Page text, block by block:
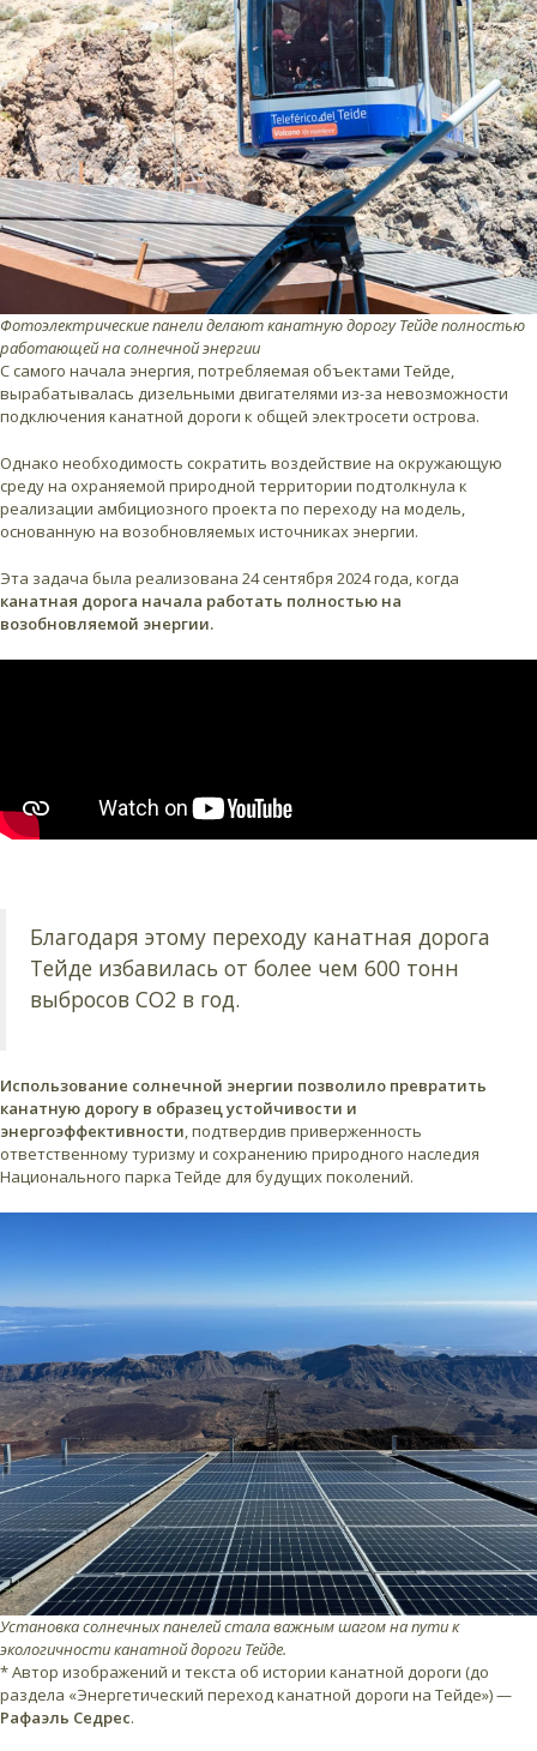
Фотоэлектрические панели делают канатную дорогу Тейде полностью
работающей на солнечной энергии
С самого начала энергия, потребляемая объектами Тейде,
вырабатывалась дизельными двигателями из-за невозможности
подключения канатной дороги к общей электросети острова.
Однако необходимость сократить воздействие на окружающую
среду на охраняемой природной территории подтолкнула к
реализации амбициозного проекта по переходу на модель,
основанную на возобновляемых источниках энергии.
Эта задача была реализована 24 сентября 2024 года, когда
канатная дорога начала работать полностью на
возобновляемой энергии.
Благодаря этому переходу канатная дорога
Тейде избавилась от более чем 600 тонн
выбросов CO2 в год.
Использование солнечной энергии позволило превратить
канатную дорогу в образец устойчивости и
энергоэффективности, подтвердив приверженность
ответственному туризму и сохранению природного наследия
Национального парка Тейде для будущих поколений.
Установка солнечных панелей стала важным шагом на пути к
экологичности канатной дороги Тейде.
* Автор изображений и текста об истории канатной дороги (до
раздела «Энергетический переход канатной дороги на Тейде») —
Рафаэль Седрес.